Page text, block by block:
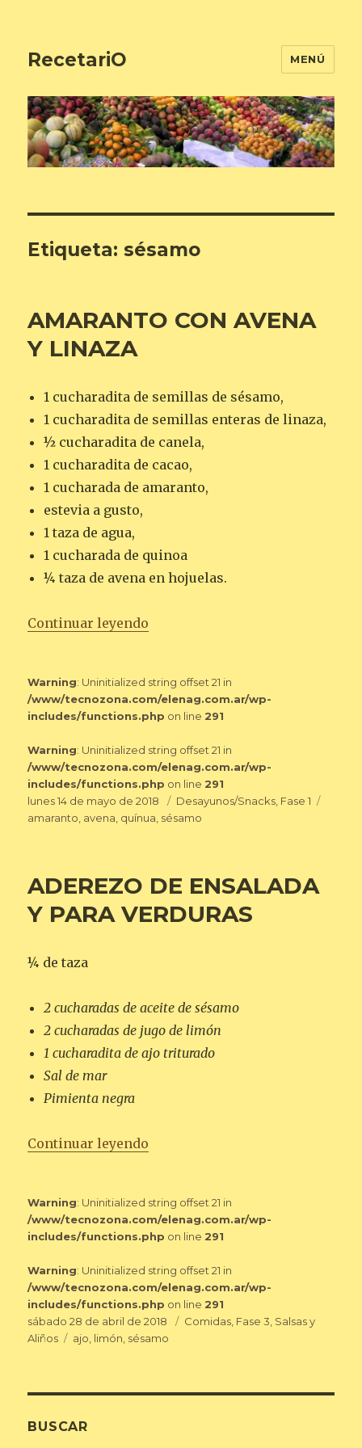
RecetariO MENÚ
Etiqueta:sésamo
AMARANTO CON AVENA
Y LINAZA
1 cucharadita de semillas de sésamo,
1 cucharadita de semillas enteras de linaza,
½ cucharadita de canela,
1 cucharadita de cacao,
1 cucharada de amaranto,
estevia a gusto,
1 taza de agua,
1 cucharada de quinoa
¼ taza de avena en hojuelas.
Continuar leyendo
Warning: Uninitialized string offset 21 in
/www/tecnozona.com/elenag.com.ar/wp-
includes/functions.php on line 291
Warning: Uninitialized string offset 21 in
/www/tecnozona.com/elenag.com.ar/wp-
includes/functions.php on line 291
Publicado
el
lunes 14 de mayo de 2018 Categorías
Desayunos/Snacks, Fase 1
amaranto, avena, quínua, sésamo
ADEREZO DE ENSALADA
Y PARA VERDURAS
¼ de taza
2 cucharadas de aceite de sésamo
2 cucharadas de jugo de limón
1 cucharadita de ajo triturado
Sal de mar
Pimienta negra
Continuar leyendo
Warning: Uninitialized string offset 21 in
/www/tecnozona.com/elenag.com.ar/wp-
includes/functions.php on line 291
Warning: Uninitialized string offset 21 in
/www/tecnozona.com/elenag.com.ar/wp-
includes/functions.php on line 291
Publicado
el
sábado 28 de abril de 2018 Categorías
Comidas, Fase 3, Salsas y
Aliños
Etiquetas
ajo, limón, sésamo
BUSCAR